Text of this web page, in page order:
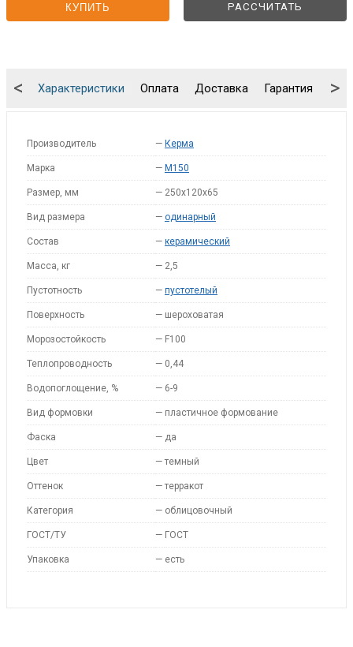
КУПИТЬ РАССЧИТАТЬ
Характеристики Оплата Доставка Гарантия
< >
Производитель — Керма
Марка — M150
Размер, мм — 250х120х65
Вид размера — одинарный
Состав — керамический
Масса, кг — 2,5
Пустотность — пустотелый
Поверхность — шероховатая
Морозостойкость — F100
Теплопроводность — 0,44
Водопоглощение, % — 6-9
Вид формовки — пластичное формование
Фаска — да
Цвет — темный
Оттенок — терракот
Категория — облицовочный
ГОСТ/ТУ — ГОСТ
Упаковка — есть